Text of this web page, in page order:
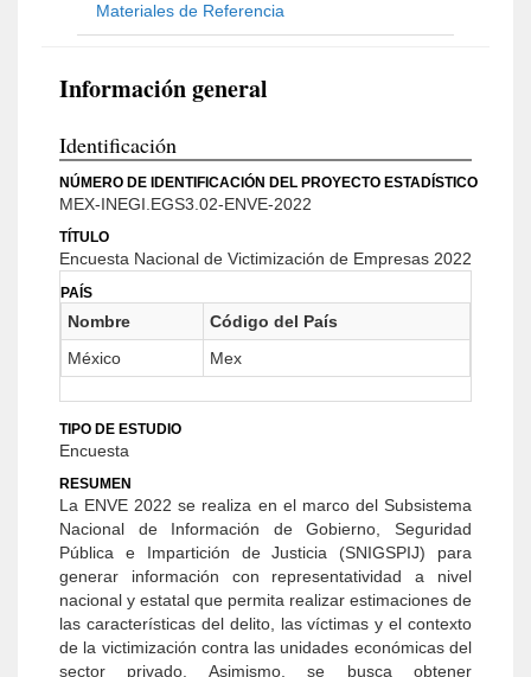
Materiales de Referencia
Información general
Identificación
NÚMERO DE IDENTIFICACIÓN DEL PROYECTO ESTADÍSTICO
MEX-INEGI.EGS3.02-ENVE-2022
TÍTULO
Encuesta Nacional de Victimización de Empresas 2022
PAÍS
Nombre
Código del País
México
Mex
TIPO DE ESTUDIO
Encuesta
RESUMEN
La ENVE 2022 se realiza en el marco del Subsistema
Nacional de Información de Gobierno, Seguridad
Pública e Impartición de Justicia (SNIGSPIJ) para
generar información con representatividad a nivel
nacional y estatal que permita realizar estimaciones de
las características del delito, las víctimas y el contexto
de la victimización contra las unidades económicas del
sector privado. Asimismo, se busca obtener